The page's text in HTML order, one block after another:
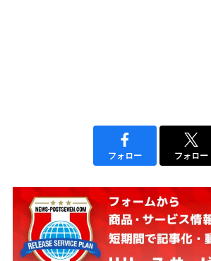
フォロー フォロー